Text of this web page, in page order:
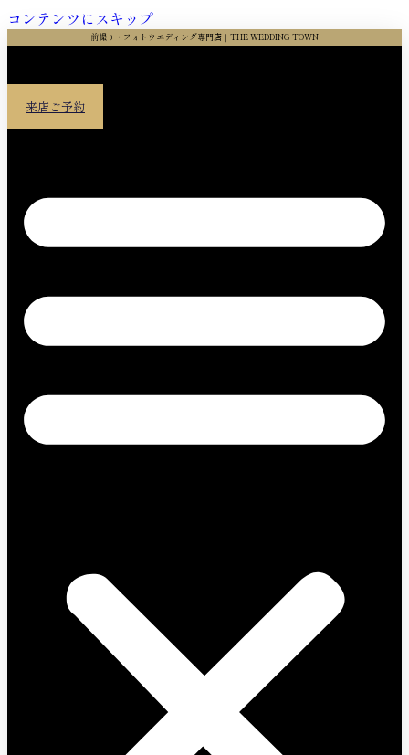
コンテンツにスキップ
前撮り・フォトウエディング専門店｜THE WEDDING TOWN
来店ご予約